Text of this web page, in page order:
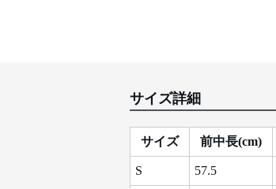
サイズ詳細
サイズ 前中長(cm)
S 57.5